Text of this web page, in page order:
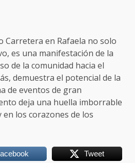
Carretera en Rafaela no solo
es una manifestación de la
de la comunidad hacia el
demuestra el potencial de la
de eventos de gran
deja una huella imborrable
en los corazones de los
Tweet